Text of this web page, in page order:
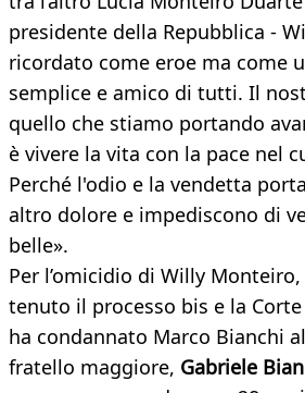
presidente della Repubblica -
ricordato come eroe ma come
semplice e amico di tutti. Il
quello che stiamo portando
è vivere la vita con la pace nel
Perché l'odio e la vendetta
altro dolore e impediscono di
belle».
Per l’omicidio di Willy
tenuto il processo bis e la
ha condannato Marco Bianchi
fratello maggiore, Gabriele